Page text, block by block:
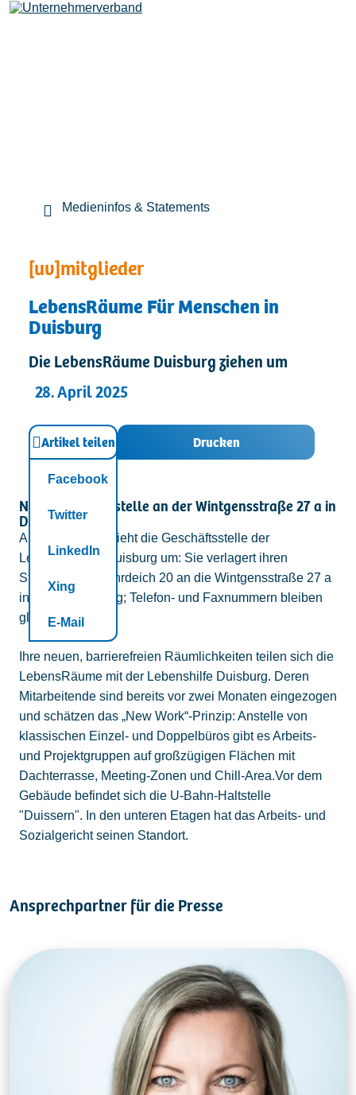
[uv]campus | Seminare
News & Termine
Verband
Kontakt
Medieninfos & Statements
[uv]mitglieder
LebensRäume Für Menschen in
Duisburg
Die LebensRäume Duisburg ziehen um
28. April 2025
Artikel teilen
Facebook
Twitter
LinkedIn
Xing
E-Mail
Drucken
Neue Geschäftsstelle an der Wintgensstraße 27 a in
Duissern
Am 2. Mai 2025 zieht die Geschäftsstelle der
LebensRäume Duisburg um: Sie verlagert ihren
Standort vom Ruhrdeich 20 an die Wintgensstraße 27 a
in 47058 Duisburg; Telefon- und Faxnummern bleiben
gleich.
Ihre neuen, barrierefreien Räumlichkeiten teilen sich die
LebensRäume mit der Lebenshilfe Duisburg. Deren
Mitarbeitende sind bereits vor zwei Monaten eingezogen
und schätzen das „New Work“-Prinzip: Anstelle von
klassischen Einzel- und Doppelbüros gibt es Arbeits-
und Projektgruppen auf großzügigen Flächen mit
Dachterrasse, Meeting-Zonen und Chill-Area.Vor dem
Gebäude befindet sich die U-Bahn-Haltstelle
"Duissern". In den unteren Etagen hat das Arbeits- und
Sozialgericht seinen Standort.
Ansprechpartner für die Presse